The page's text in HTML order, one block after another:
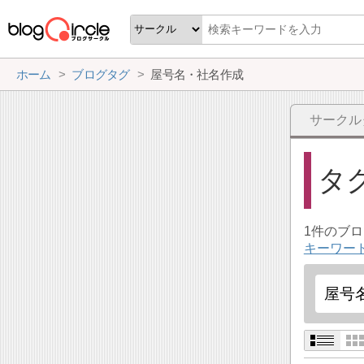
ホーム ブログタグ 屋号名・社名作成
サーク
タ
1件のブ
キーワー